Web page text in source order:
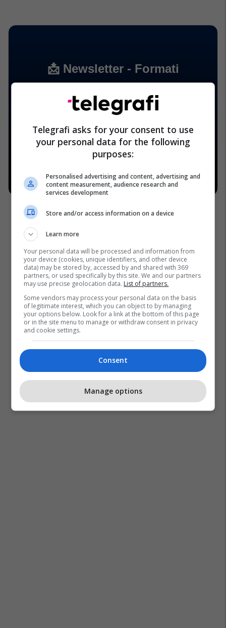
Telegrafi asks for your consent to use
your personal data for the following
purposes:
Personalised advertising and content, advertising and
content measurement, audience research and
services development
Store and/or access information on a device
Learn more
Your personal data will be processed and information from
your device (cookies, unique identifiers, and other device
data) may be stored by, accessed by and shared with 369
partners, or used specifically by this site. We and our partners
may use precise geolocation data. List of partners.
Some vendors may process your personal data on the basis
of legitimate interest, which you can object to by managing
your options below. Look for a link at the bottom of this page
or in the site menu to manage or withdraw consent in privacy
and cookie settings.
Consent
Manage options